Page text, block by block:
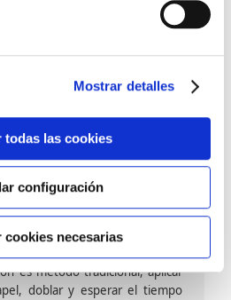
Mostrar detalles
todas las cookies
configuración
cookies necesarias
en base agua. En zonas de
proteger con placas, silestone,
exceso dañaría el papel. Su
la pared y tira en seco, sin
y sencilla.
papel:
de papel sobre un soporte de
es método tradicional, aplicar
doblar y esperar el tiempo